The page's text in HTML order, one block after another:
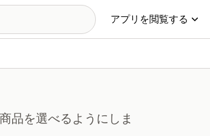
アプリを閲覧する
品を選べるようにしま